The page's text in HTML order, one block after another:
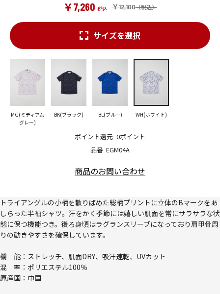
￥12,100
￥7,260
品番 EGM04A
ポイント還元 0ポイント
サイズを選択
MG(ミディアム
グレー)
BK(ブラック) BL(ブルー) WH(ホワイト)
商品のお問い合わせ
トライアングルの小柄を散りばめた総柄プリントに立体のBマークをあ
しらった半袖シャツ。汗をかく季節には嬉しい肌面を常にサラサラな状
態に保つ機能つき。後ろ身頃はラグランスリーブになっており肩甲骨周
りの動きやすさを確保しています。
機 能：ストレッチ、肌面DRY、吸汗速乾、UVカット
混 率：ポリエステル100％
原産国：中国